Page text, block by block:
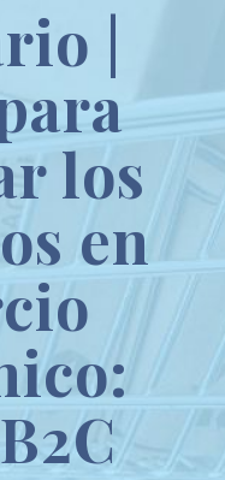
|
los
en